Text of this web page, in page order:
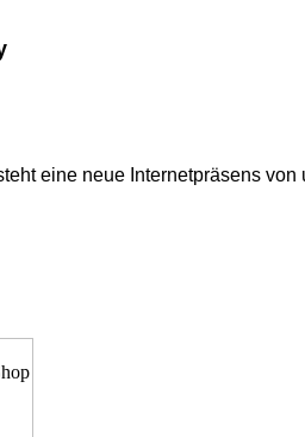
eine neue Internetpräsens von